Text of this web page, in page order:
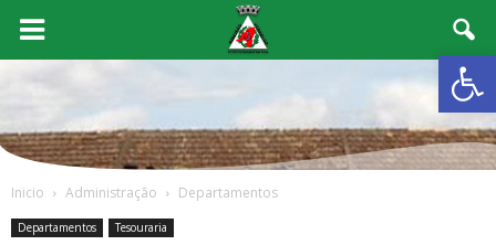
Abrir
Inicio Administração Departamentos
Departamentos Tesouraria